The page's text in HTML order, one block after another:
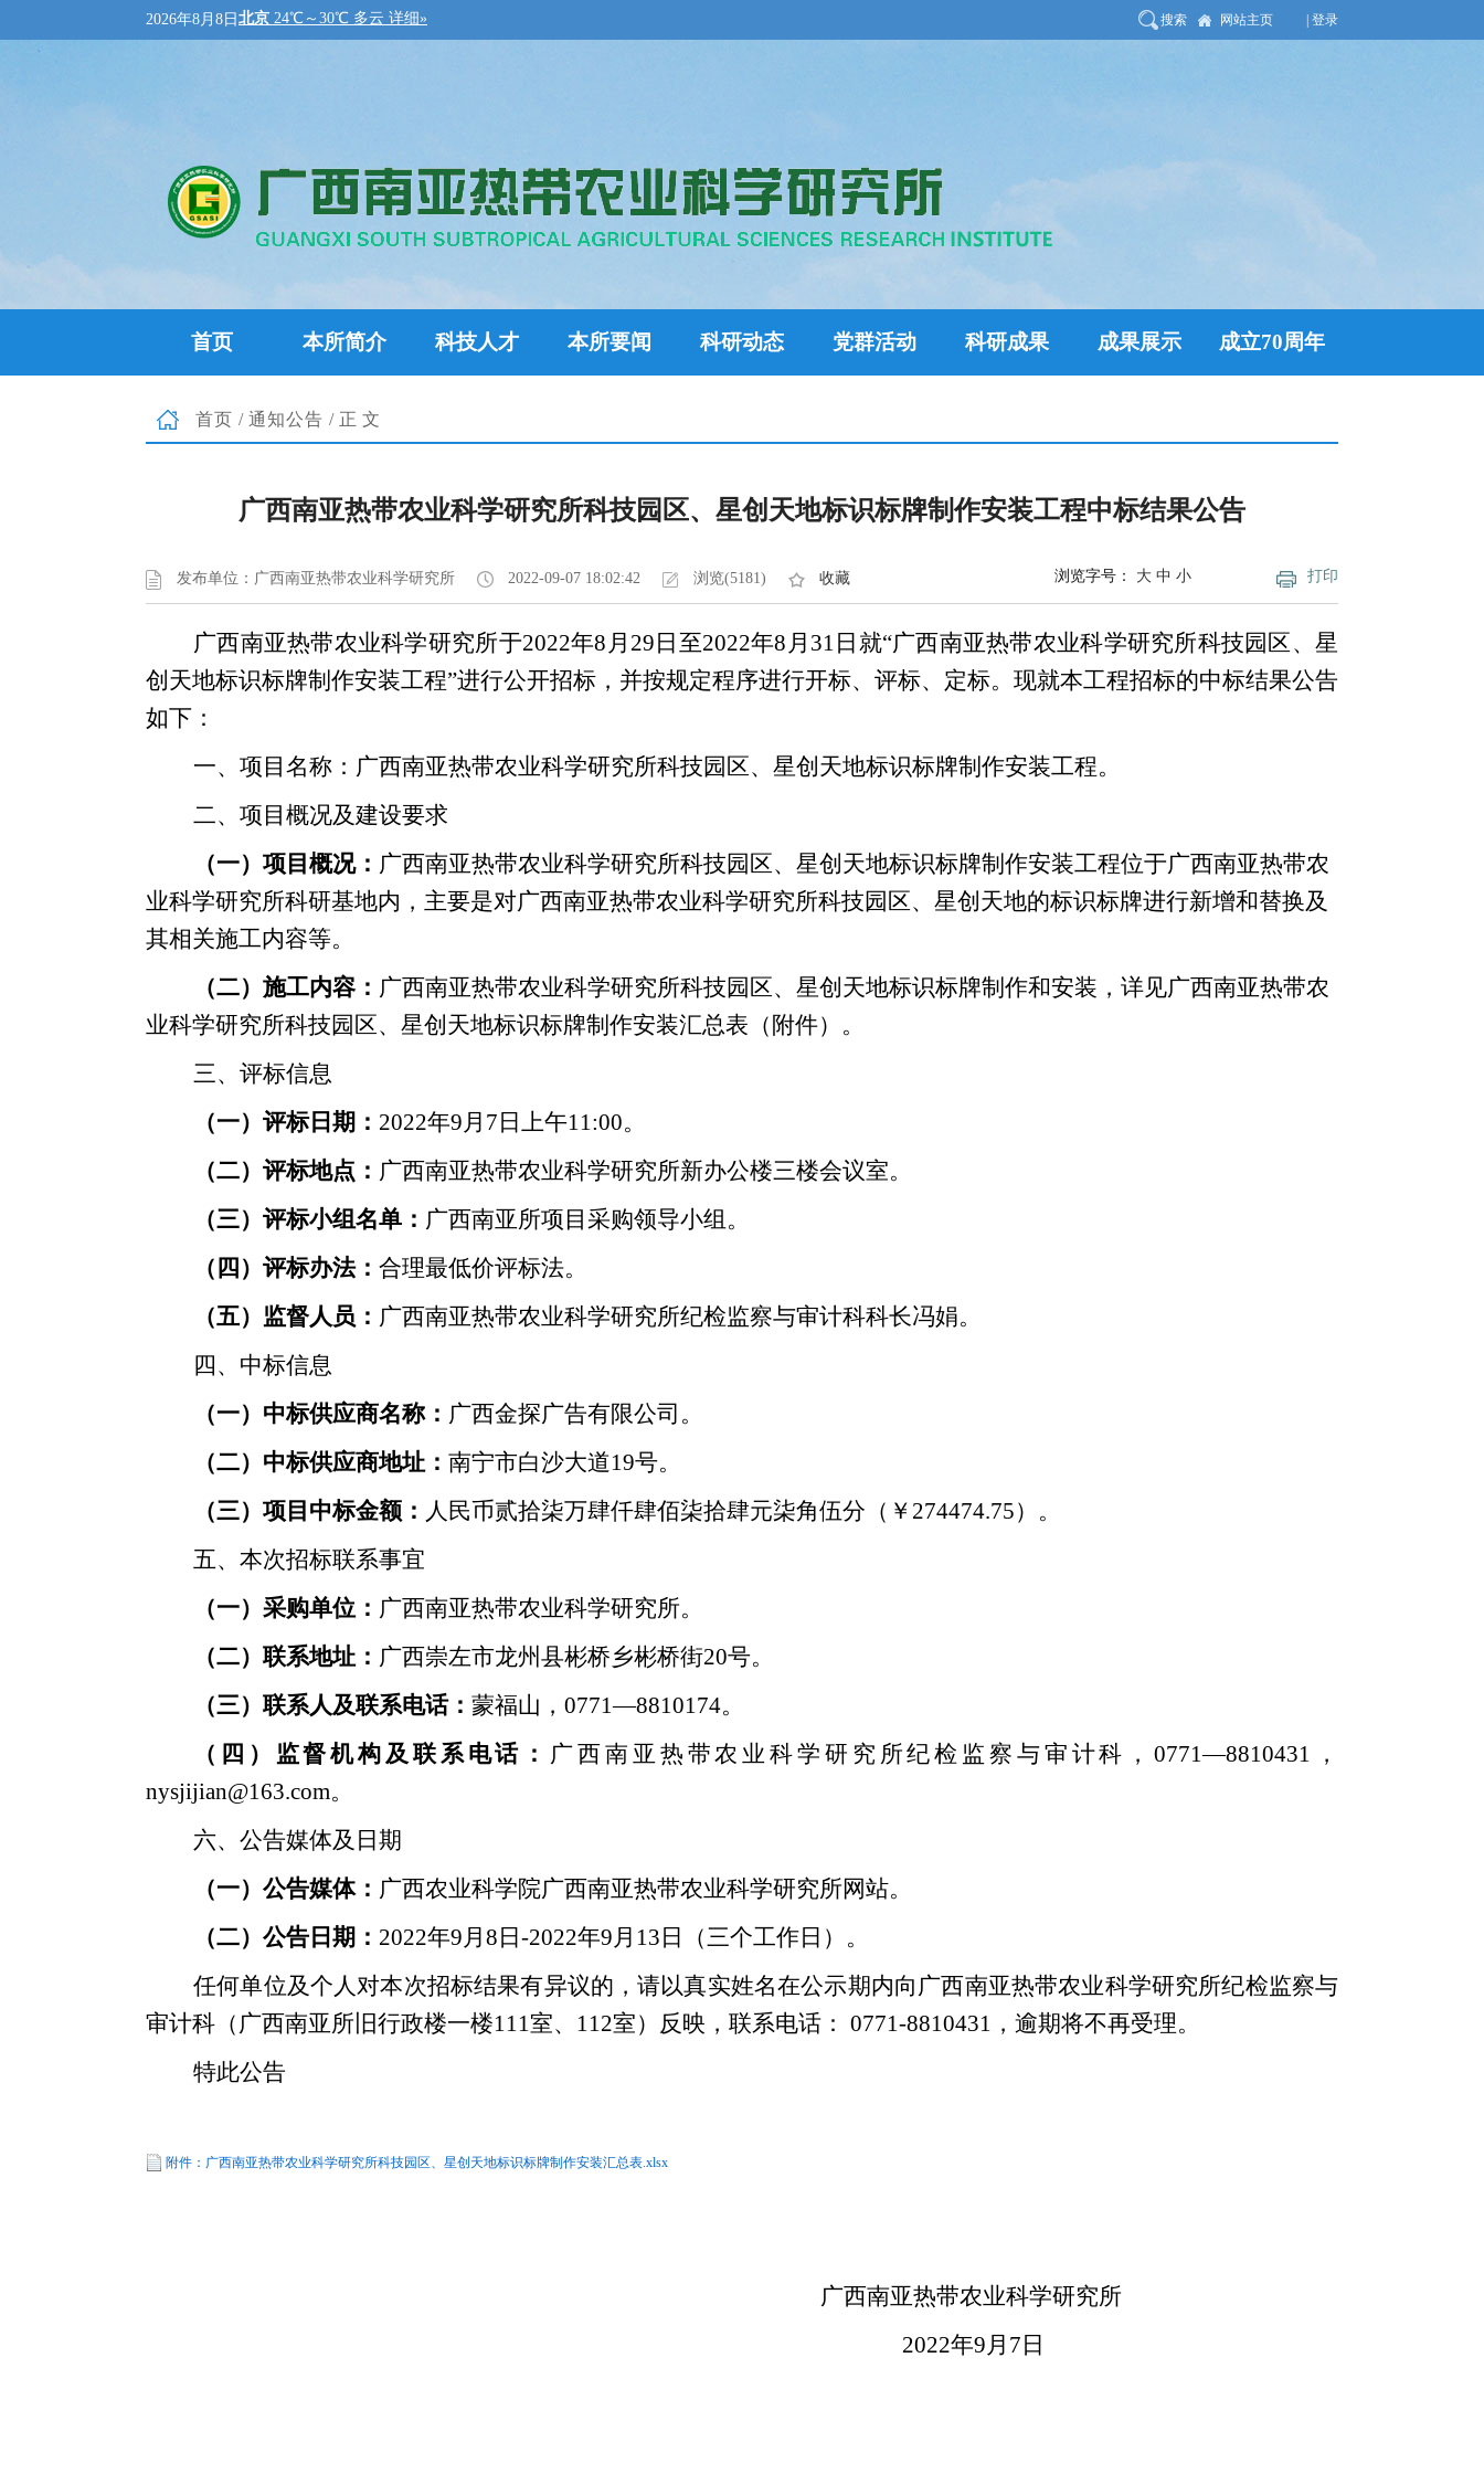
2026年8月8日 搜索 网站主页 | 登录
首页 本所简介 科技人才 本所要闻 科研动态 党群活动 科研成果 成果展示 成立70周年
首页 / 通知公告 /正文
广西南亚热带农业科学研究所科技园区、星创天地标识标牌制作安装工程中标结果公告
发布单位：广西南亚热带农业科学研究所 2022-09-07 18:02:42 浏览(5181) 收藏 打印
浏览字号： 大 中 小
广西南亚热带农业科学研究所于2022年8 月 29 日至2022年8 月 31 日就“广西南亚热带农业科学研究所科技园区、星
创天地标识标牌制作安装工程”进行公开招标，并按规定程序进行开标、评标、定标。现就本工程招标的中标结果公告
如下：
一、项目名称： 广西南亚热带农业科学研究所科技园区、星创天地标识标牌制作安装工程。
二、项目概况及建设要求
（一）项目概况： 广西南亚热带农业科学研究所科技园区、星创天地标识标牌制作安装工程位于广西南亚热带农
业科学研究所科研基地内，主要是对广西南亚热带农业科学研究所科技园区、星创天地的标识标牌进行新增和替换及
其相关施工内容等。
（二）施工内容： 广西南亚热带农业科学研究所科技园区、星创天地标识标牌制作和安装 ，详见广西南亚热带农
业科学研究所科技园区、星创天地标识标牌制作安装汇总表（附件） 。
三、评标信息
（一）评标日期： 2022年9月 7 日上午11:00。
（二）评标地点： 广西南亚热带农业科学研究所新办公楼三楼会议室。
（三）评标小组名单： 广西南亚所项目采购领导小组。
（四）评标办法： 合理最低价评标法。
（五）监督人员： 广西南亚热带农业科学研究所纪检监察与审计科科长冯娟。
四、中标信息
（一）中标供应商名称： 广西金探广告有限公司。
（二）中标供应商地址： 南宁市白沙大道19号。
（三）项目中标金额： 人民币贰拾柒万肆仟肆佰柒拾肆元柒角伍分（￥274474.75）。
五、本次招标联系事宜
（一）采购单位： 广西南亚热带农业科学研究所。
（二）联系地址： 广西崇左市龙州县彬桥乡彬桥街20号。
（三）联系人及联系电话： 蒙福山，0771—8810174。
（四）监督机构及联系电话： 广西南亚热带农业科学研究所纪检监察与审计科，0771—8810431，
nysjijian@163.com。
六、公告媒体及日期
（一）公告媒体： 广西农业科学院广西南亚热带农业科学研究所网站。
（二）公告日期： 2022年9月8日-2022年9月13日（三个工作日）。
任何单位及个人对本次招标结果有异议的，请以真实姓名在公示期内向广西南亚热带农业科学研究所纪检监察与
审计科（广西南亚所旧行政楼一楼111室、112室）反映，联系电话： 0771-8810431，逾期将不再受理。
特此公告
附件：广西南亚热带农业科学研究所科技园区、星创天地标识标牌制作安装汇总表.xlsx
广西南亚热带农业科学研究所
2022年9月7日